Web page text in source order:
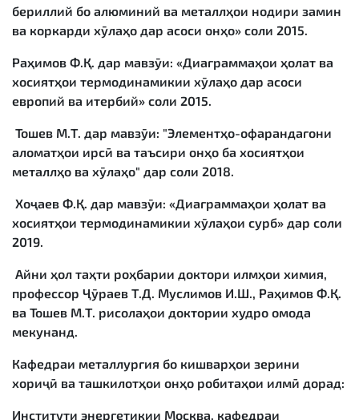
бериллий бо алюминий ва металлҳои нодири замин
ва коркарди хӯлаҳо дар асоси онҳо» соли 2015.
Раҳимов Ф.Қ. дар мавзӯи: «Диаграммаҳои ҳолат ва
хосиятҳои термодинамикии хӯлаҳо дар асоси
европий ва итербий» соли 2015.
Тошев М.Т. дар мавзӯи: "Элементҳо-офарандагони
аломатҳои ирсӣ ва таъсири онҳо ба хосиятҳои
металлҳо ва хӯлаҳо" дар соли 2018.
Хоҷаев Ф.Қ. дар мавзӯи: «Диаграммаҳои ҳолат ва
хосиятҳои термодинамикии хӯлаҳои сурб» дар соли
2019.
Айни ҳол таҳти роҳбарии доктори илмҳои химия,
профессор Ҷӯраев Т.Д. Муслимов И.Ш., Раҳимов Ф.Қ.
ва Тошев М.Т. рисолаҳои доктории худро омода
мекунанд.
Кафедраи металлургия бо кишварҳои зерини
хориҷӣ ва ташкилотҳои онҳо робитаҳои илмӣ дорад:
Институти энергетикии Москва, кафедраи